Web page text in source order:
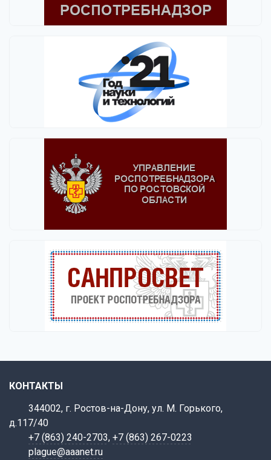
КОНТАКТЫ
344002, г. Ростов-на-Дону, ул. М. Горького,
д.117/40
+7 (863) 240-2703, +7 (863) 267-0223
plague@aaanet.ru